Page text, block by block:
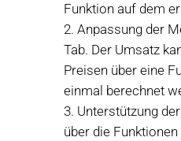
Funktion auf dem
Anpassung der
Tab. Der Umsatz
Preisen über eine
einmal berechnet
Unterstützung
über die